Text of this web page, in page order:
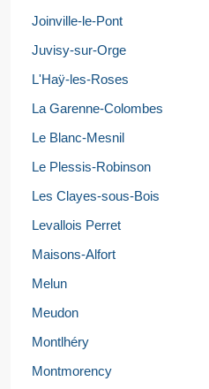
Joinville-le-Pont
Juvisy-sur-Orge
L'Haÿ-les-Roses
La Garenne-Colombes
Le Blanc-Mesnil
Le Plessis-Robinson
Les Clayes-sous-Bois
Levallois Perret
Maisons-Alfort
Melun
Meudon
Montlhéry
Montmorency